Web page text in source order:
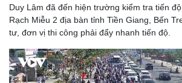
Duy Lâm đã đến hiện trường kiểm tra tiến
Rạch Miễu 2 địa bàn tỉnh Tiền Giang, Bến
tư, đơn vị thi công phải đẩy nhanh tiến độ.